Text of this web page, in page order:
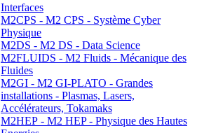
Interfaces
M2CPS - M2 CPS - Système Cyber
Physique
M2DS - M2 DS - Data Science
M2FLUIDS - M2 Fluids - Mécanique des
Fluides
M2GI - M2 GI-PLATO - Grandes
installations - Plasmas, Lasers,
Accélérateurs, Tokamaks
M2HEP - M2 HEP - Physique des Hautes